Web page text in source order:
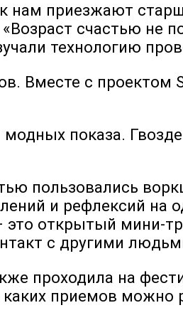
нам приезжают
счастью не
технологию
Вместе с проектом
показа.
пользовались
и рефлексий на
это открытый мини-
с другими
проходила на
приемов можно